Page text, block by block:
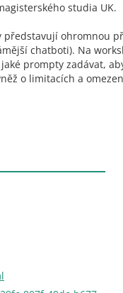
studia UK.
ohromnou
chatboti). Na
prompty zadávat,
o limitacích a